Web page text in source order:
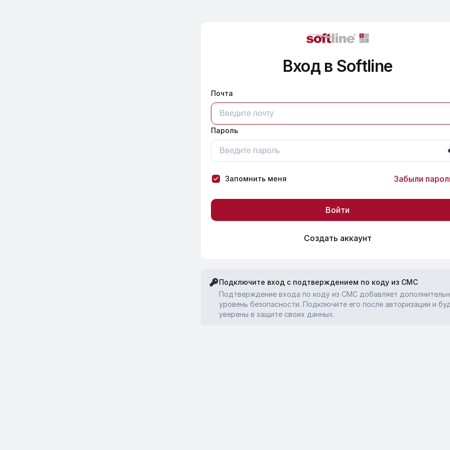
Вход в Softline
Почта
Пароль
Запомнить меня Забыли
Войти
Создать аккаунт
Подключите вход с подтверждением по коду из СМС
Подтверждение входа по коду из СМС добавляет
уровень безопасности. Подключите его после авторизации и
уверены в защите своих данных.